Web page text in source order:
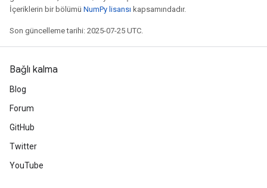
İçeriklerin bir bölümü NumPy lisansı kapsamındadır.
Son güncelleme tarihi: 2025-07-25 UTC.
Bağlı kalma
Blog
Forum
GitHub
Twitter
YouTube